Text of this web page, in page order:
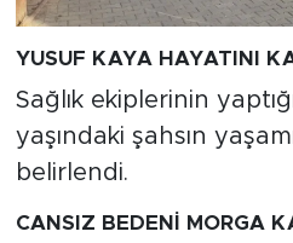
YUSUF KAYA HAYATINI
Sağlık ekiplerinin
yaşındaki şahsın
belirlendi.
CANSIZ BEDENİ MORGA